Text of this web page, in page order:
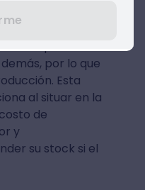
. Las grandes
de producción
por lo que
Esta
al situar en la
de
y
su stock si el